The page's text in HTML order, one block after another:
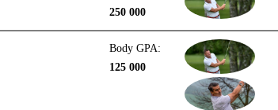
250 000
Body GPA:
125 000